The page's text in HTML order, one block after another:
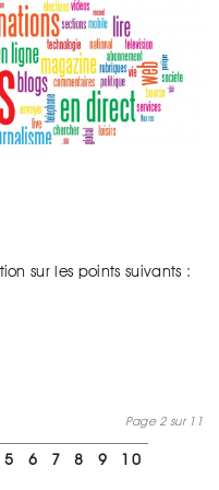
sur les points suivants :
Page 2 sur 11
5 6 7 8 9
10